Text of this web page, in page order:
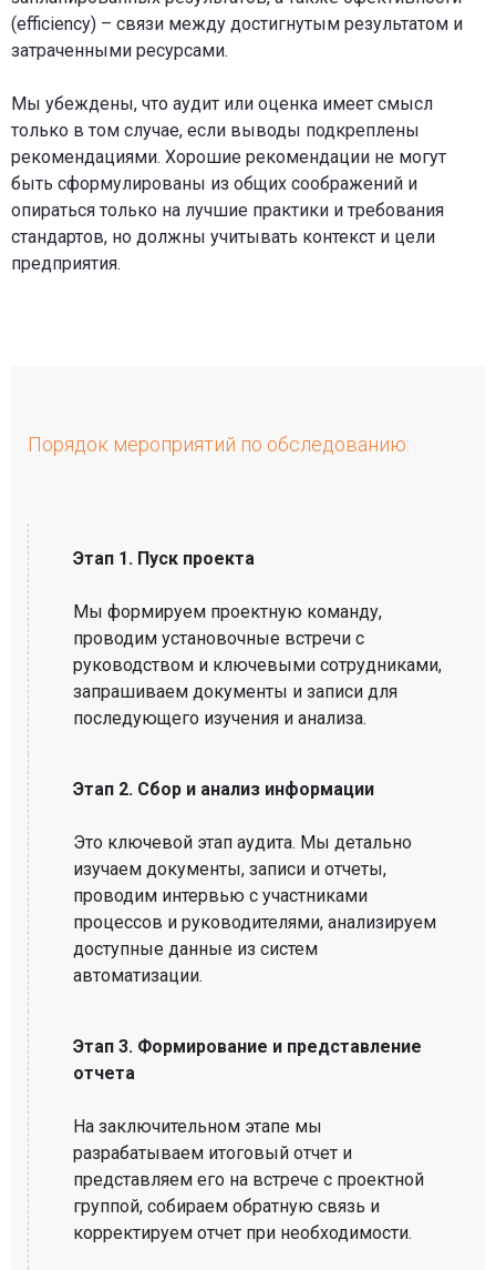
(efficiency) – связи между достигнутым результатом и
затраченными ресурсами.
Мы убеждены, что аудит или оценка имеет смысл
только в том случае, если выводы подкреплены
рекомендациями. Хорошие рекомендации не могут
быть сформулированы из общих соображений и
опираться только на лучшие практики и требования
стандартов, но должны учитывать контекст и цели
предприятия.
Порядок мероприятий по обследованию:
Этап 1. Пуск проекта
Мы формируем проектную команду,
проводим установочные встречи с
руководством и ключевыми сотрудниками,
запрашиваем документы и записи для
последующего изучения и анализа.
Этап 2. Сбор и анализ информации
Это ключевой этап аудита. Мы детально
изучаем документы, записи и отчеты,
проводим интервью с участниками
процессов и руководителями, анализируем
доступные данные из систем
автоматизации.
Этап 3. Формирование и представление
отчета
На заключительном этапе мы
разрабатываем итоговый отчет и
представляем его на встрече с проектной
группой, собираем обратную связь и
корректируем отчет при необходимости.